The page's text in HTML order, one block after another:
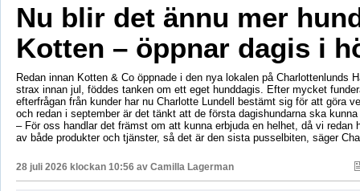
Nu blir det ännu mer
Kotten – öppnar dagis i
Redan innan Kotten & Co öppnade i den nya lokalen på Charlottenlunds
strax innan jul, föddes tanken om ett eget hunddagis. Efter mycket
efterfrågan från kunder har nu Charlotte Lundell bestämt sig för att göra
och redan i september är det tänkt att de första dagishundarna ska
– För oss handlar det främst om att kunna erbjuda en helhet, då vi redan
av både produkter och tjänster, så det är den sista pusselbiten, säger
28 juli 2026 klockan 10:56 av Camilla Lagerman